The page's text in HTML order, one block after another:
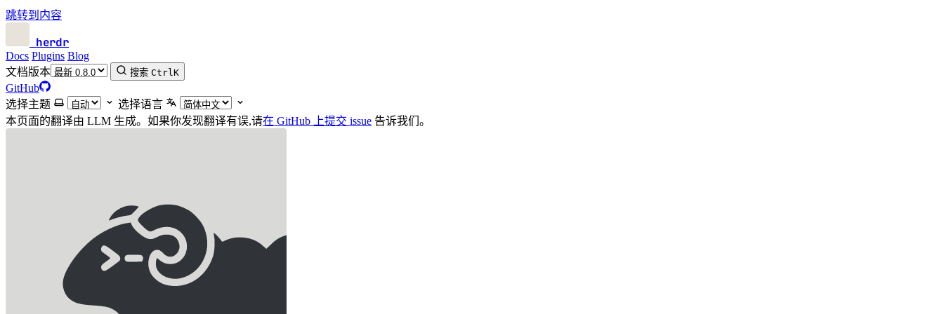
跳转到内容
herdr
Docs Plugins Blog
文档版本
搜索 CtrlK
GitHub
选择主题
选择语言
本页面的翻译由 LLM 生成。如果你发现翻译有误,请在 GitHub 上提交 issue 告诉我们。